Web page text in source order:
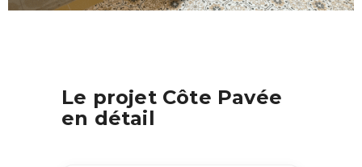
Le projet Côte Pavée
en détail